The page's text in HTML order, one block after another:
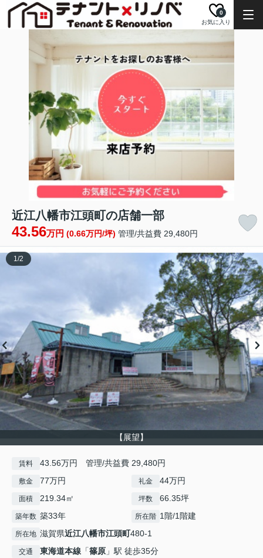
お気に入り
0
近江八幡市江頭町の店舗一部
43.56万円 (0.66万円/坪) 管理/共益費 29,480円
【展望】
1 /2
賃料 43.56万円 管理/共益費 29,480円
敷金 77万円 礼金 44万円
面積 219.34㎡ 坪数 66.35坪
築年数 築33年 所在階 1階/1階建
所在地 滋賀県近江八幡市江頭町480-1
交通 東海道本線 「篠原 」駅 徒歩35分